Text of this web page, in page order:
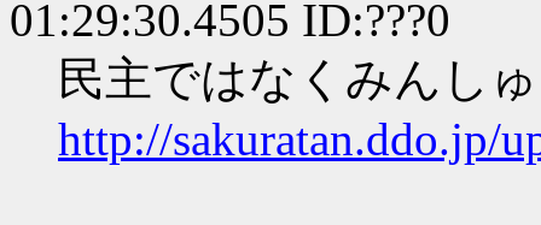
01:29:30.4505 ID:???0
民主ではなくみんし
http://sakuratan.ddo.jp/